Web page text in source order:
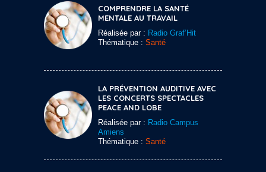
COMPRENDRE LA SANTÉ
MENTALE AU TRAVAIL
Réalisée par : Radio Graf’Hit
Thématique : Santé
LA PRÉVENTION AUDITIVE AVEC
LES CONCERTS SPECTACLES
PEACE AND LOBE
Réalisée par : Radio Campus
Amiens
Thématique : Santé